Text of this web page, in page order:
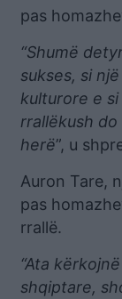
pas
“Shumë
sukses, si
kulturore e
rrallëkush do
herë”, u
Auron Tare,
pas
rrallë.
“Ata
shqiptare,